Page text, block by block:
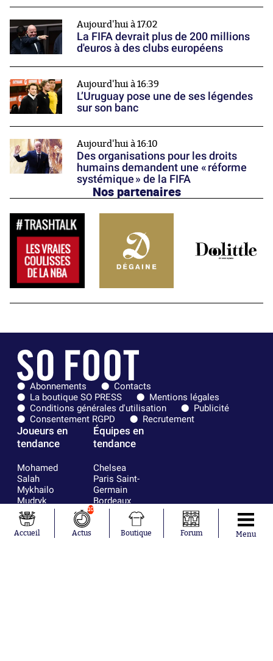
Aujourd'hui à 17:02
La FIFA devrait plus de 200 millions
d'euros à des clubs européens
Aujourd'hui à 16:39
L’Uruguay pose une de ses légendes
sur son banc
Aujourd'hui à 16:10
Des organisations pour les droits
humains demandent une « réforme
systémique » de la FIFA
Nos partenaires
Abonnements
Contacts
La boutique SO PRESS
Mentions légales
Conditions générales d'utilisation
Publicité
Consentement RGPD
Recrutement
Joueurs en
tendance
Mohamed
Salah
Mykhailo
Mudryk
Neymar
Khalis Merah
Loïs Openda
Équipes en
tendance
Chelsea
Paris Saint-
Germain
Bordeaux
Olympique
Accueil
10
Actus Boutique Forum Menu